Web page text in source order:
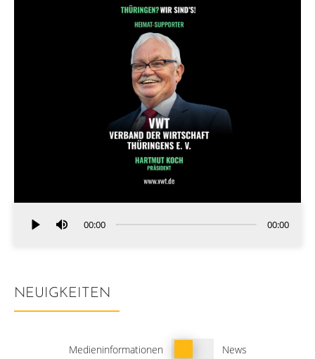
00:00 00:00
NEUIGKEITEN
Medieninformationen
Schalter
News